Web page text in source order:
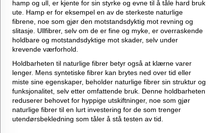
hamp og ull, er kjente for sin styrke og evne til å tåle hard bruk
ute. Hamp er for eksempel en av de sterkeste naturlige
fibrene, noe som gjør den motstandsdyktig mot revning og
slitasje. Ullfibrer, selv om de er fine og myke, er overraskende
holdbare og motstandsdyktige mot skader, selv under
krevende værforhold.
Holdbarheten til naturlige fibrer betyr også at klærne varer
lenger. Mens syntetiske fibrer kan brytes ned over tid eller
miste sine egenskaper, beholder naturlige fibrer sin struktur og
funksjonalitet, selv etter omfattende bruk. Denne holdbarheten
reduserer behovet for hyppige utskiftninger, noe som gjør
naturlige fibrer til en lurt investering for de som trenger
utendørsbekledning som tåler å stå testen av tid.